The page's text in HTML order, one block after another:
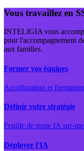
Vous travaillez en
INTELIGIA vous
pour l'accompagnement
aux familles.
Former vos équipes
Acculturation et
Définir votre stratégie
Feuille de route IA sur-
Déployer l'IA